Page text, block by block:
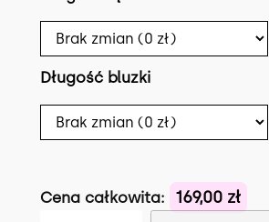
Długość bluzki
Cena całkowita: 169,00 zł